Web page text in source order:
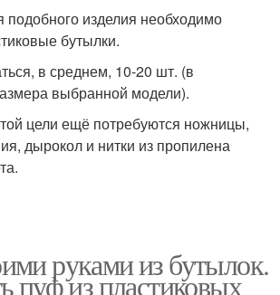
подобного изделия необходимо
бутылки.
в среднем, 10-20 шт. (в
выбранной модели).
цели ещё потребуются ножницы,
дырокол и нитки из пропилена
руками из бутылок.
пуф из пластиковых